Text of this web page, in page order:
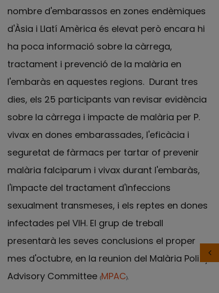
nombre d'embarassos en zones endèmiques
d'Àsia i Llatí Amèrica és elevat però encara hi
ha poca informació sobre la càrrega,
tractament i prevenció de la malària en
l'embaràs en aquestes regions. Durant tres
dies, els 25 participants van revisar evidència
sobre la càrrega i impacte de malària per P.
vivax en dones embarassades, l'eficàcia i
seguretat de fàrmacs per tartar of prevenir
malària falciparum i vivax durant l'embaràs,
l'impacte del tractament d'infeccions
sexualment transmeses, i els reptes en dones
infectades pel VIH. El grup de treball
presentarà les seves conclusions el proper
mes d'octubre, en la reunion del Malària Policy
Advisory Committee (MPAC).